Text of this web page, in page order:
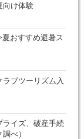
向け体験
夏おすすめ避暑ス
ラブツーリズム入
ライズ、破産手続
べ）